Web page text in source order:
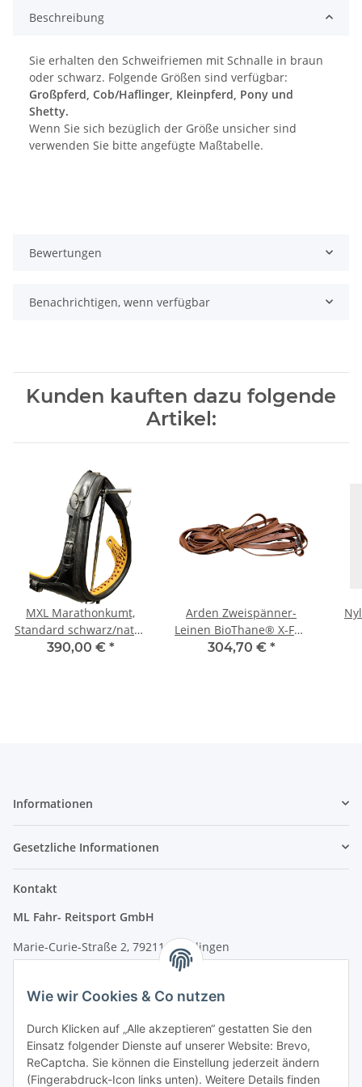
Wie wir Cookies & Co nutzen
Durch Klicken auf „Alle akzeptieren“ gestatten Sie den
Einsatz folgender Dienste auf unserer Website: Brevo,
ReCaptcha. Sie können die Einstellung jederzeit ändern
(Fingerabdruck-Icon links unten). Weitere Details finden
Beschreibung
Sie erhalten den Schweifriemen mit Schnalle in braun
oder schwarz. Folgende Größen sind verfügbar:
Großpferd, Cob/Haflinger, Kleinpferd, Pony und
Shetty.
Wenn Sie sich bezüglich der Größe unsicher sind
verwenden Sie bitte angefügte Maßtabelle.
Bewertungen
Benachrichtigen, wenn verfügbar
Kunden kauften dazu folgende
Artikel:
MXL Marathonkumt,
Standard schwarz/natur
G geknöpft
390,00 € *
Arden Zweispänner-
Leinen BioThane® X-Full
5m london Soft
304,70 € *
Informationen
Gesetzliche Informationen
Kontakt
ML Fahr- Reitsport GmbH
Marie-Curie-Straße 2, 79211 Denzlingen
Tel.: 07666/9378060 (Mo-Fr 9-16 Uhr)
info@fahr-reitsport.de
Nach Terminvereinbarung können Sie gerne bei uns im Lager
vorbeikommen
Zahlungsarten